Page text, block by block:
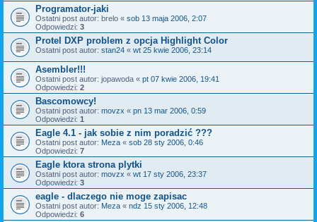
Programator-jaki
Ostatni post autor: brelo « sob 13 maja 2006, 2:07
Odpowiedzi: 3
Protel DXP problem z opcja Highlight Color
Ostatni post autor: stan24 « wt 25 kwie 2006, 23:14
Asembler!!!
Ostatni post autor: jopawoda « pt 07 kwie 2006, 19:41
Odpowiedzi: 2
Bascomowcy!
Ostatni post autor: movzx « pn 13 mar 2006, 0:59
Odpowiedzi: 1
Eagle 4.1 - jak sobie z nim poradzić ???
Ostatni post autor: Meza « sob 28 sty 2006, 0:46
Odpowiedzi: 7
Eagle ktora strona plytki
Ostatni post autor: movzx « wt 17 sty 2006, 23:37
Odpowiedzi: 3
eagle - dlaczego nie moge zapisac
Ostatni post autor: Meza « ndz 15 sty 2006, 12:48
Odpowiedzi: 6